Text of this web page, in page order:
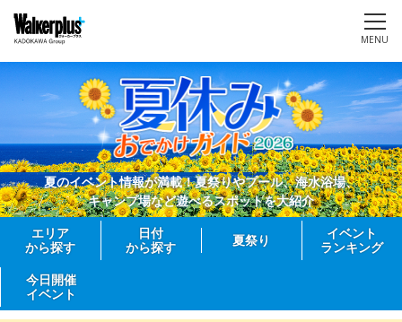
MENU
夏のイベント情報が満載！夏祭りやプール、海水浴場、
キャンプ場など遊べるスポットを大紹介
エリア
から探す
日付
から探す
夏祭り
イベント
ランキング
今日開催
イベント